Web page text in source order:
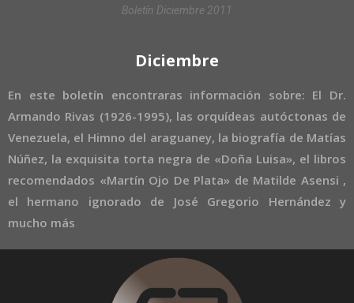
Boletín Diciembre 2011
Diciembre
En este boletín encontraras información sobre: El Dr.
Armando Rivas (1926-1995), las orquídeas autóctonas de
Venezuela, el Himno del araguaney, la biografía de Matías
Núñez, la exquisita torta negra de «Doña Luisa», el libros
recomendados «Martín Ojo De Plata» de Matilde Asensi ,
el hermano ignorado de José Gregorio Hernández y
mucho más